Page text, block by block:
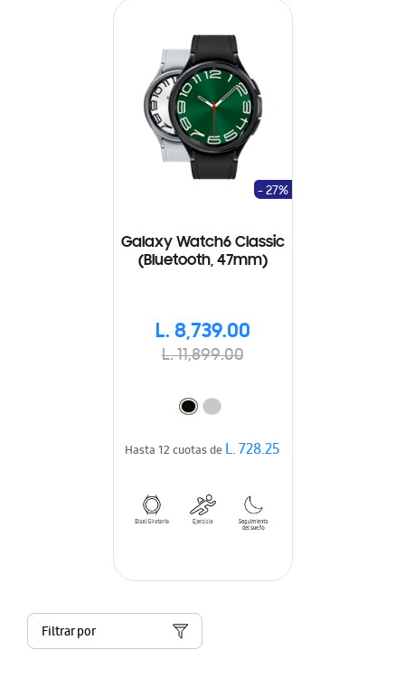
Galaxy Watch6 Classic
(Bluetooth, 47mm)
L. 8,739.00
L. 11,899.00
- 27%
Hasta 12 cuotas deL. 728.25
Filtrar por